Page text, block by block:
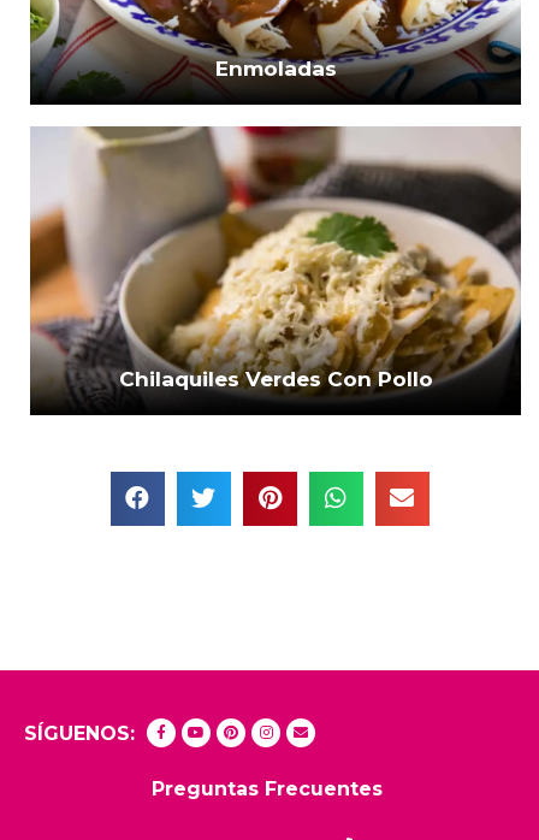
Enmoladas
Chilaquiles Verdes Con Pollo
SÍGUENOS:
Preguntas Frecuentes